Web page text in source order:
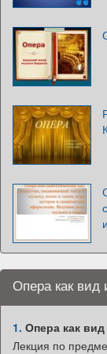
Опера как вид
1. Опера как вид
Лекция по